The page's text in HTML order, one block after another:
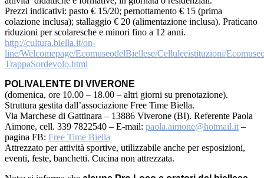
Prezzi indicativi: pasto € 15/20; pernottamento € 15 (prima
colazione inclusa); stallaggio € 20 (alimentazione inclusa). Praticano
riduzioni per scolaresche e minori fino a 12 anni.
http://cultura.biella.it/on-
line/Welcomepage/EcomuseodelBiellese/Celluleeistituzioni/
TrappaSordevolo.html
POLIVALENTE DI VIVERONE
(domenica, ore 10.00 – 18.00 – altri giorni su prenotazione).
Struttura gestita dall’associazione Free Time Biella.
Via Marchese di Gattinara – 13886 Viverone (BI). Referente Paola
Aimone, cell. 339 7822540 – E-mail: paola.aimone@hotmail.it –
pagina FB: Free Time Biella
Attrezzato per attività sportive, utilizzabile anche per esposizioni,
eventi, feste, banchetti. Cucina non attrezzata.